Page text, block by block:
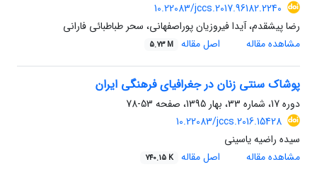
10.22083/jccs.2017.96182.2240
رضا پیشقدم، آیدا فیروزیان پوراصفهانی، سحر طباطبائی فارانی
مشاهده مقاله
اصل مقاله 5.73 M
پوشاک سنتی زنان در جغرافیای فرهنگی ایران
دوره 17، شماره 33، بهار 1395، صفحه
53-78
10.22083/jccs.2016.15428
سیده راضیه یاسینی
مشاهده مقاله
اصل مقاله 740.15 K